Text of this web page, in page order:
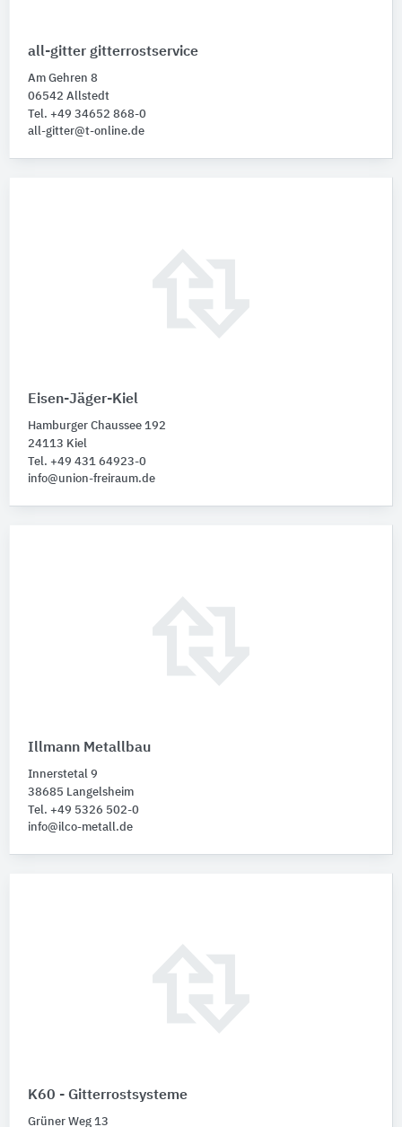
all-gitter gitterrostservice
Am Gehren 8
06542 Allstedt
Tel. +49 34652 868-0
all-gitter@t-online.de
Eisen-Jäger-Kiel
Hamburger Chaussee 192
24113 Kiel
Tel. +49 431 64923-0
info@union-freiraum.de
Illmann Metallbau
Innerstetal 9
38685 Langelsheim
Tel. +49 5326 502-0
info@ilco-metall.de
K60 - Gitterrostsysteme
Grüner Weg 13